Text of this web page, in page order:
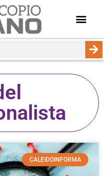
CALEIDOINFORMA